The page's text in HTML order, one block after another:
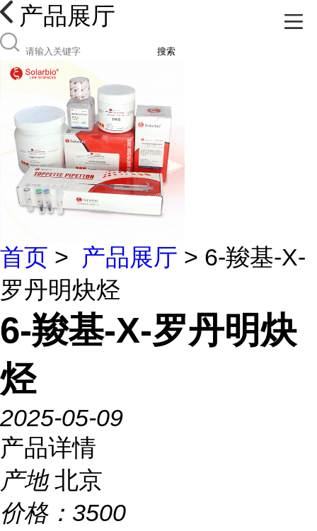
产品展厅
搜索
首页 > 产品展厅 > 6-羧基-X-
罗丹明炔烃
6-羧基-X-罗丹明炔
烃
2025-05-09
产品详情
产地 北京
价格： 3500